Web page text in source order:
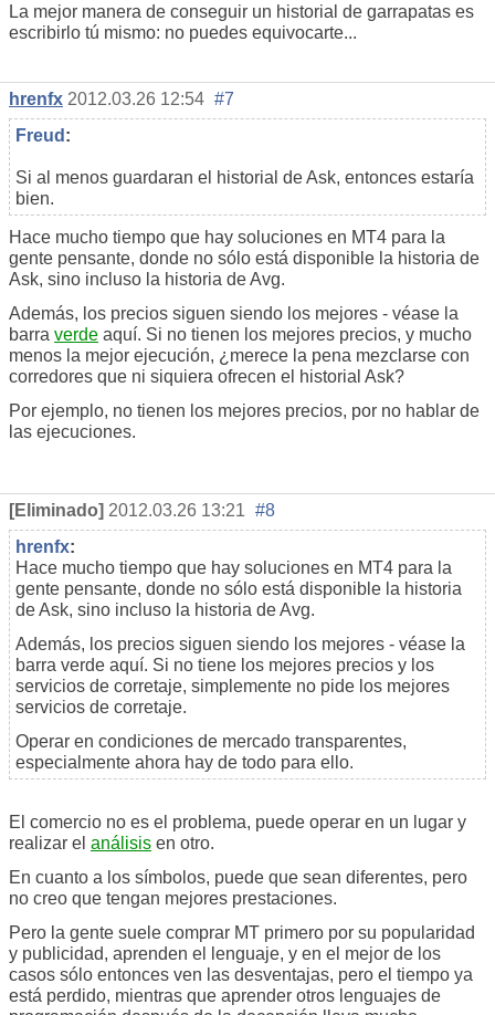
La mejor manera de conseguir un historial de garrapatas es
escribirlo tú mismo: no puedes equivocarte...
hrenfx 2012.03.26 12:54 #7
Freud :
Si al menos guardaran el historial de Ask, entonces estaría
bien.
Hace mucho tiempo que hay soluciones en MT4 para la
gente pensante, donde no sólo está disponible la historia de
Ask, sino incluso la historia de Avg.
Además, los precios siguen siendo los mejores - véase la
barra verde aquí. Si no tienen los mejores precios, y mucho
menos la mejor ejecución, ¿merece la pena mezclarse con
corredores que ni siquiera ofrecen el historial Ask?
Por ejemplo, no tienen los mejores precios, por no hablar de
las ejecuciones.
[Eliminado] 2012.03.26 13:21 #8
hrenfx:
Hace mucho tiempo que hay soluciones en MT4 para la
gente pensante, donde no sólo está disponible la historia
de Ask, sino incluso la historia de Avg.
Además, los precios siguen siendo los mejores - véase la
barra verde aquí. Si no tiene los mejores precios y los
servicios de corretaje, simplemente no pide los mejores
servicios de corretaje.
Operar en condiciones de mercado transparentes,
especialmente ahora hay de todo para ello.
El comercio no es el problema, puede operar en un lugar y
realizar el análisis en otro.
En cuanto a los símbolos, puede que sean diferentes, pero
no creo que tengan mejores prestaciones.
Pero la gente suele comprar MT primero por su popularidad
y publicidad, aprenden el lenguaje, y en el mejor de los
casos sólo entonces ven las desventajas, pero el tiempo ya
está perdido, mientras que aprender otros lenguajes de